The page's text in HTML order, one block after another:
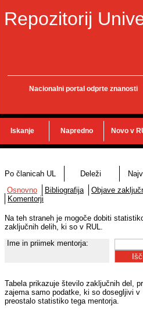
Repozitorij
Nacionalni portal odprte znanosti
Iskanje Napredno Novo v
Po članicah UL Deleži
Osnovno
Bibliografija
Objave
Komentorji
Na teh straneh je mogoče dobiti
zaključnih delih, ki so v RUL.
Ime in priimek mentorja:
Tabela prikazuje število zaključnih del,
zajema samo podatke, ki so dosegljivi
preostalo statistiko tega mentorja.